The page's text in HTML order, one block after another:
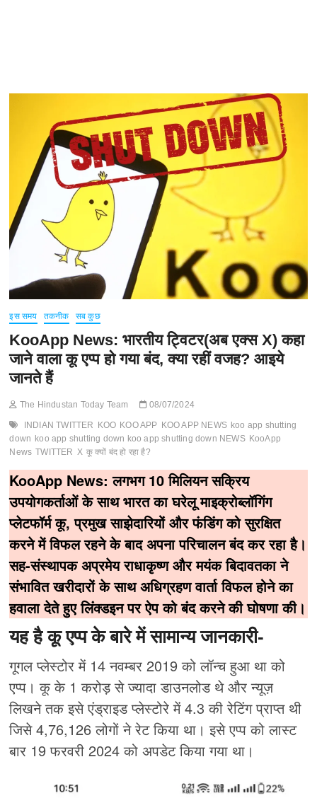
इस समय तकनीक सब कुछ
KooApp News: भारतीय ट्विटर(अब एक्स X) कहा
जाने वाला कू एप्प हो गया बंद, क्या रहीं वजह? आइये
जानते हैं
The Hindustan Today Team 08/07/2024
INDIAN TWITTER KOO KOO APP KOO APP NEWS koo app shutting
down koo app shutting down koo app shutting down NEWS KooApp
News TWITTER X कू क्यों बंद हो रहा है?
KooApp News: लगभग 10 मिलियन सक्रिय
उपयोगकर्ताओं के साथ भारत का घरेलू माइक्रोब्लॉगिंग
प्लेटफॉर्म कू, प्रमुख साझेदारियों और फंडिंग को सुरक्षित
करने में विफल रहने के बाद अपना परिचालन बंद कर रहा है।
सह-संस्थापक अप्रमेय राधाकृष्ण और मयंक बिदावतका ने
संभावित खरीदारों के साथ अधिग्रहण वार्ता विफल होने का
हवाला देते हुए लिंक्डइन पर ऐप को बंद करने की घोषणा की।
यह है कू एप्प के बारे में सामान्य जानकारी-
गूगल प्लेस्टोर में 14 नवम्बर 2019 को लॉन्च हुआ था को
एप्प। कू के 1 करोड़ से ज्यादा डाउनलोड थे और न्यूज़
लिखने तक इसे एंड्राइड प्लेस्टोरे में 4.3 की रेटिंग प्राप्त थी
जिसे 4,76,126 लोगों ने रेट किया था। इसे एप्प को लास्ट
बार 19 फरवरी 2024 को अपडेट किया गया था।